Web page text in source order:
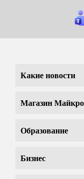
Какие новости
Магазин
Образование
Бизнес